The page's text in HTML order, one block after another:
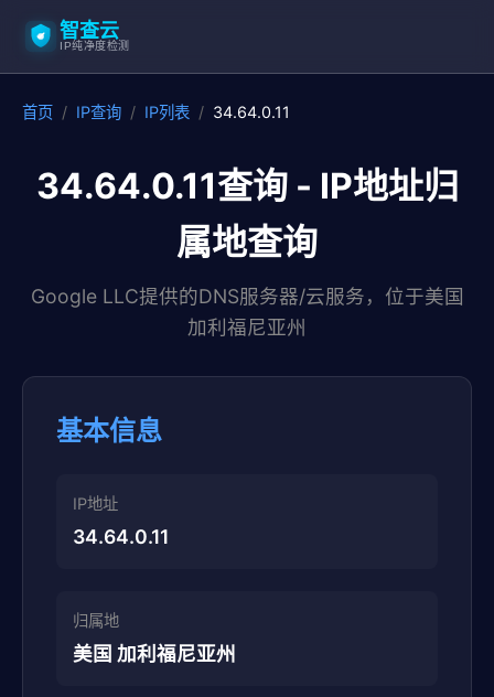
智查云
IP纯净度检测
首页 / IP查询 / IP列表 / 34.64.0.11
34.64.0.11查询 - IP地址归
属地查询
Google LLC提供的DNS服务器/云服务，位于美国
加利福尼亚州
基本信息
IP地址
34.64.0.11
归属地
美国 加利福尼亚州